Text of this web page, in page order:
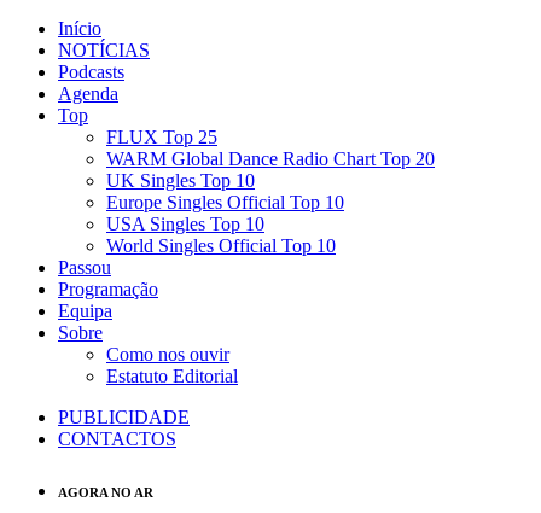
Início
NOTÍCIAS
Podcasts
Agenda
Top
FLUX Top 25
WARM Global Dance Radio Chart Top 20
UK Singles Top 10
Europe Singles Official Top 10
USA Singles Top 10
World Singles Official Top 10
Passou
Programação
Equipa
Sobre
Como nos ouvir
Estatuto Editorial
PUBLICIDADE
CONTACTOS
AGORA NO AR